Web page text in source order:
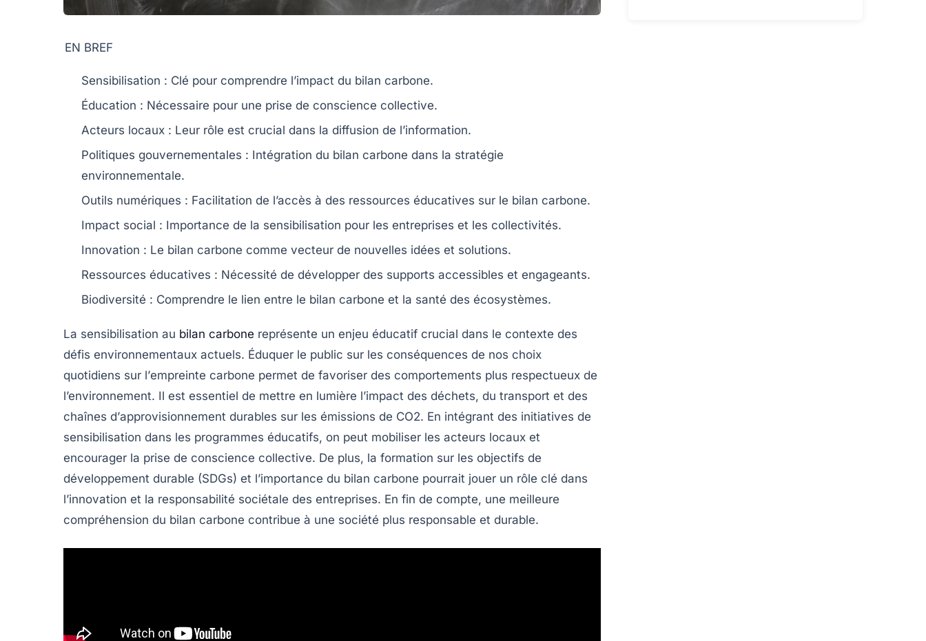
EN BREF
Sensibilisation : Clé pour comprendre l’impact du bilan carbone.
Éducation : Nécessaire pour une prise de conscience collective.
Acteurs locaux : Leur rôle est crucial dans la diffusion de l’information.
Politiques gouvernementales : Intégration du bilan carbone dans la stratégie
environnementale.
Outils numériques : Facilitation de l’accès à des ressources éducatives sur le bilan carbone.
Impact social : Importance de la sensibilisation pour les entreprises et les collectivités.
Innovation : Le bilan carbone comme vecteur de nouvelles idées et solutions.
Ressources éducatives : Nécessité de développer des supports accessibles et engageants.
Biodiversité : Comprendre le lien entre le bilan carbone et la santé des écosystèmes.
La sensibilisation au bilan carbone représente un enjeu éducatif crucial dans le contexte des
défis environnementaux actuels. Éduquer le public sur les conséquences de nos choix
quotidiens sur l’empreinte carbone permet de favoriser des comportements plus respectueux de
l’environnement. Il est essentiel de mettre en lumière l’impact des déchets, du transport et des
chaînes d’approvisionnement durables sur les émissions de CO2. En intégrant des initiatives de
sensibilisation dans les programmes éducatifs, on peut mobiliser les acteurs locaux et
encourager la prise de conscience collective. De plus, la formation sur les objectifs de
développement durable (SDGs) et l’importance du bilan carbone pourrait jouer un rôle clé dans
l’innovation et la responsabilité sociétale des entreprises. En fin de compte, une meilleure
compréhension du bilan carbone contribue à une société plus responsable et durable.